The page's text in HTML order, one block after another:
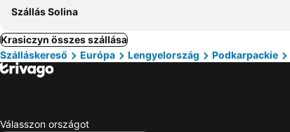
Szállás Solina
Krasiczyn összes szállása
Szálláskereső
Európa Lengyelország Podkarpackie
Válasszon országot